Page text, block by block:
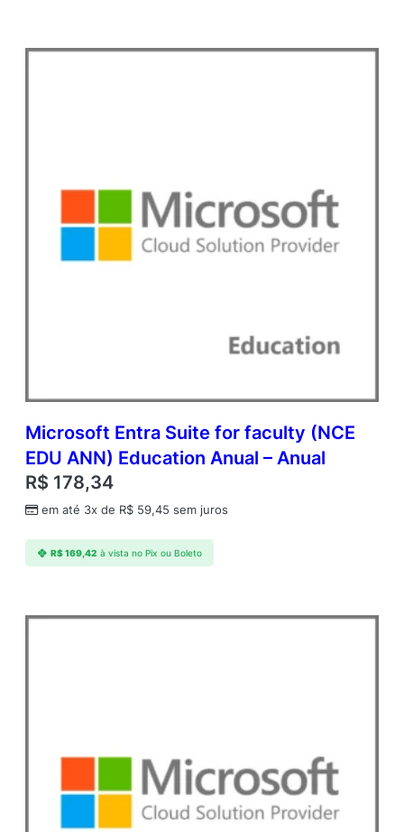
Microsoft Entra Suite for faculty (NCE
EDU ANN) Education Anual – Anual
R$ 178,34
em até 3x de R$ 59,45 sem juros
R$169,42 à vista no Pix ou Boleto